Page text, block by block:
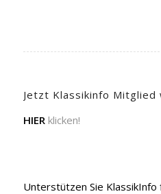
Jetzt Klassikinfo Mitglied
HIER klicken!
Unterstützen Sie